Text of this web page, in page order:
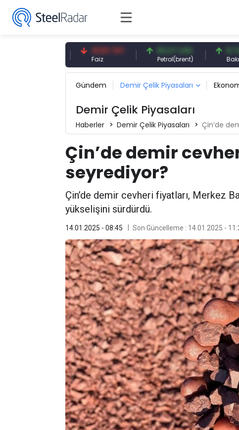
41,53 TRY 83,27 USD
Petrol(brent)
6,74 USD
Bakır(lb)
Gündem Demir Çelik Piyasaları
Demir Çelik Piyasaları
Haberler Demir Çelik Piyasaları Çin’de
Çin’de demir
seyrediyor?
Çin’de demir cevheri fiyatları, Merkez
yükselişini sürdürdü.
14.01.2025 - 08:45 Son Güncelleme : 14.01.2025 -